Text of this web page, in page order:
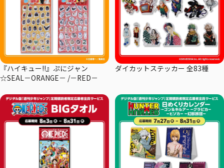
『ハイキュー!!』ぷにジャン
☆SEAL－ORANGE－ /－RED－
ダイカットステッカー 全83種